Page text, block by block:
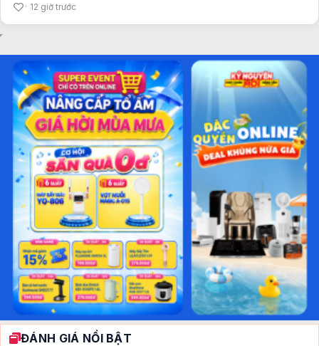
12 giờ trước
ĐÁNH GIÁ NỔI BẬT